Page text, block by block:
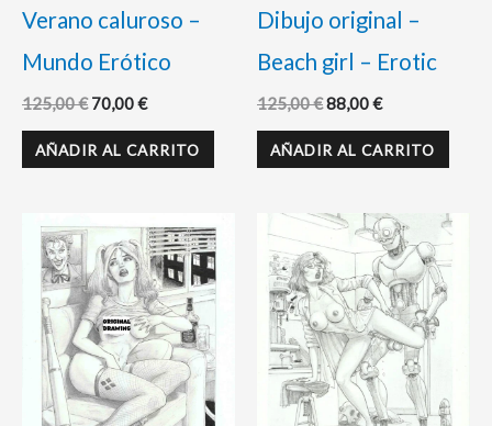
Verano caluroso –
Mundo Erótico
125,00€ 70,00€
AÑADIR AL CARRITO
Dibujo original –
Beach girl – Erotic
125,00€88,00€
AÑADIR AL CARRITO